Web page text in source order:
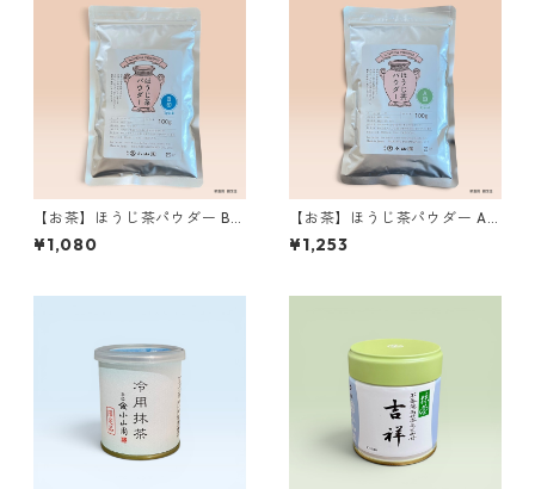
【お茶】ほうじ茶パウダー B印
100g 丸久小山園製 ／Hojic
ha Powder Type B 100g
¥1,080
【お茶】ほうじ茶パウダー A
印 100g 丸久小山園製 ／Hoj
icha Powder Type A 100g
¥1,253